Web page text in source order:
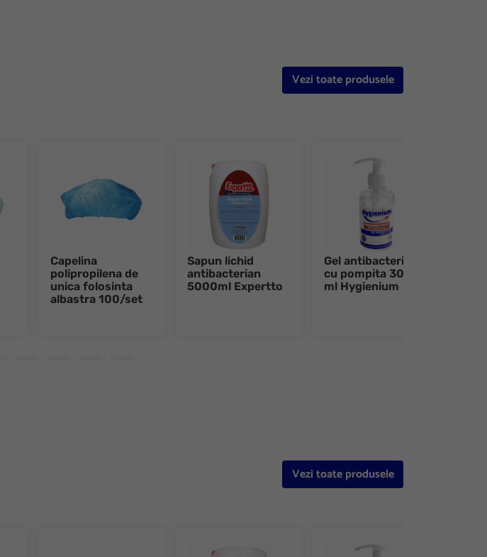
Vezi toate produsele
Capelina
polipropilena de
unica folosinta
albastra 100/set
Sapun lichid
antibacterian
5000ml Expertto
Gel antibacterian
cu pompita 300
ml Hygienium
Vezi toate produsele